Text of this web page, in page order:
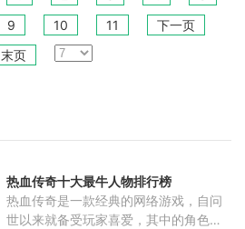
9 10 11
下一页
末页
热血传奇十大最牛人物排行榜
热血传奇是一款经典的网络游戏，自问
世以来就备受玩家喜爱，其中的角色更